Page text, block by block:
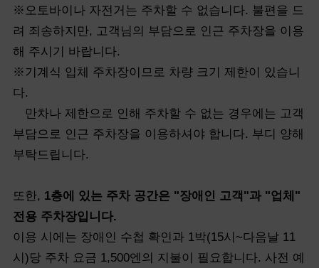
※오토바이나 자전거는 주차할 수 없습니다. 불편을 드
려 죄송하지만, 고객님의 부담으로 인근 주차장을 이용
해 주시기 바랍니다.
※기계식 입체 주차장이므로 차량 크기 제한이 있습니
다.
만차나 제한으로 인해 주차할 수 없는 경우에는 고객
부담으로 인근 주차장을 이용하셔야 합니다. 부디 양해
부탁드립니다.
또한, 1층에 있는 주차 공간은 "장애인 고객"과 "업체"
전용 주차장입니다.
이용 시에는 장애인 수첩 확인과 1박(15시~다음날 11
시)당 주차 요금 1,500엔의 지불이 필요합니다. 사전 예